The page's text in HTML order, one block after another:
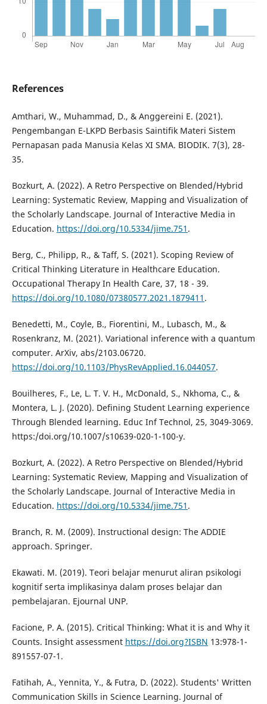
References
Amthari, W., Muhammad, D., & Anggereini E. (2021).
Pengembangan E-LKPD Berbasis Saintifik Materi Sistem
Pernapasan pada Manusia Kelas XI SMA. BIODIK. 7(3), 28-
35.
Bozkurt, A. (2022). A Retro Perspective on Blended/Hybrid
Learning: Systematic Review, Mapping and Visualization of
the Scholarly Landscape. Journal of Interactive Media in
Education. https://doi.org/10.5334/jime.751 .
Berg, C., Philipp, R., & Taff, S. (2021). Scoping Review of
Critical Thinking Literature in Healthcare Education.
Occupational Therapy In Health Care, 37, 18 - 39.
https://doi.org/10.1080/07380577.2021.1879411 .
Benedetti, M., Coyle, B., Fiorentini, M., Lubasch, M., &
Rosenkranz, M. (2021). Variational inference with a quantum
computer. ArXiv, abs/2103.06720.
https://doi.org/10.1103/PhysRevApplied.16.044057.
Bouilheres, F., Le, L. T. V. H., McDonald, S., Nkhoma, C., &
Montera, L. J. (2020). Defining Student Learning experience
Through Blended learning. Educ Inf Technol, 25, 3049-3069.
https:/doi.org/10.1007/s10639-020-1-100-y.
Bozkurt, A. (2022). A Retro Perspective on Blended/Hybrid
Learning: Systematic Review, Mapping and Visualization of
the Scholarly Landscape. Journal of Interactive Media in
Education. https://doi.org/10.5334/jime.751 .
Branch, R. M. (2009). Instructional design: The ADDIE
approach. Springer.
Ekawati. M. (2019). Teori belajar menurut aliran psikologi
kognitif serta implikasinya dalam proses belajar dan
pembelajaran. Ejournal UNP.
Facione, P. A. (2015). Critical Thinking: What it is and Why it
Counts. Insight assessment https://doi.org?ISBN 13:978-1-
891557-07-1.
Fatihah, A., Yennita, Y., & Futra, D. (2022). Students' Written
Communication Skills in Science Learning. Journal of